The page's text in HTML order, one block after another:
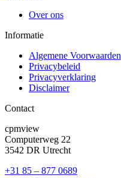
Over ons
Informatie
Algemene Voorwaarden
Privacybeleid
Privacyverklaring
Disclaimer
Contact
cpmview
Computerweg 22
3542 DR Utrecht
+31 85 – 877 0689